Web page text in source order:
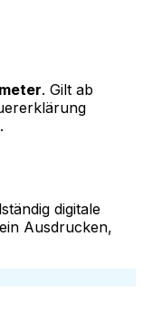
. Gilt ab
digitale
Ausdrucken,